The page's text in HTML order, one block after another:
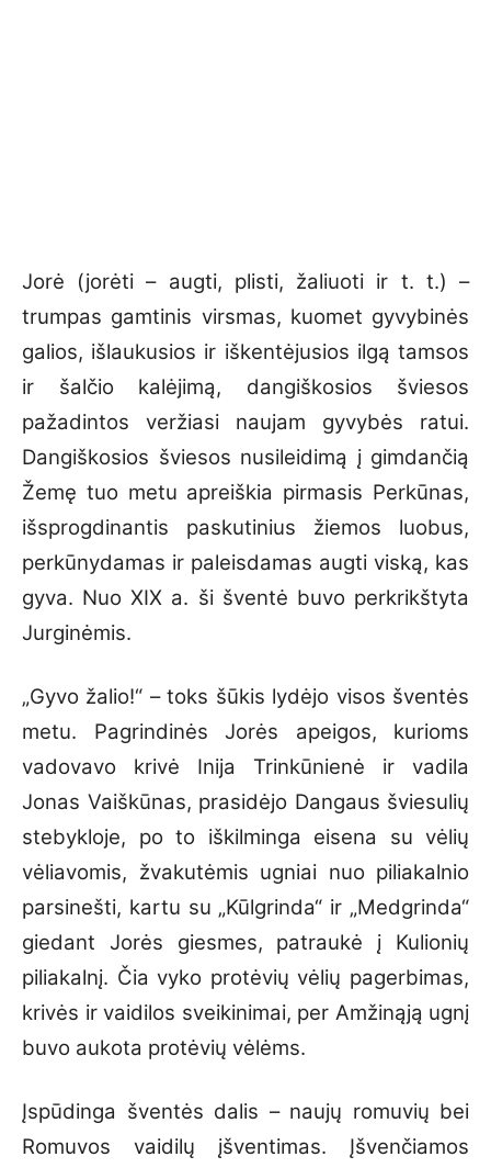
Jorė (jorėti – augti, plisti, žaliuoti ir t. t.) –
trumpas gamtinis virsmas, kuomet gyvybinės
galios, išlaukusios ir iškentėjusios ilgą tamsos
ir šalčio kalėjimą, dangiškosios šviesos
pažadintos veržiasi naujam gyvybės ratui.
Dangiškosios šviesos nusileidimą į gimdančią
Žemę tuo metu apreiškia pirmasis Perkūnas,
išsprogdinantis paskutinius žiemos luobus,
perkūnydamas ir paleisdamas augti viską, kas
gyva. Nuo XIX a. ši šventė buvo perkrikštyta
Jurginėmis.
„Gyvo žalio!“ – toks šūkis lydėjo visos šventės
metu. Pagrindinės Jorės apeigos, kurioms
vadovavo krivė Inija Trinkūnienė ir vadila
Jonas Vaiškūnas, prasidėjo Dangaus šviesulių
stebykloje, po to iškilminga eisena su vėlių
vėliavomis, žvakutėmis ugniai nuo piliakalnio
parsinešti, kartu su „Kūlgrinda“ ir „Medgrinda“
giedant Jorės giesmes, patraukė į Kulionių
piliakalnį. Čia vyko protėvių vėlių pagerbimas,
krivės ir vaidilos sveikinimai, per Amžinąją ugnį
buvo aukota protėvių vėlėms.
Įspūdinga šventės dalis – naujų romuvių bei
Romuvos vaidilų įšventimas. Įšvenčiamos